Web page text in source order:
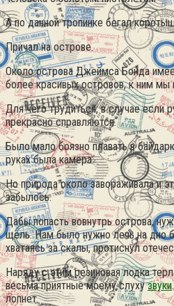
А по данной тропинке бегал
Причал на острове.
Около острова Джеймса Бонда
более красивых островов, к ним мы
Для чего трудиться, в случае если
прекрасно справляются.
Было мало боязно плавать в
руках была камера.
Но природа около завораживала и
забылось.
Дабы попасть вовнутрь острова,
щель. Нам было нужно лечь на дно
хватаясь за скалы, протиснул
Наряду с этим резиновая лодка
весьма приятные моему слухузвуки
лопнет.